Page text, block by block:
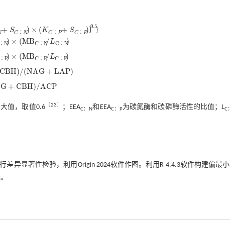
+ SC∶ N) × (KC∶ P+ SC∶ P) 〕｝
0.5
C ∶N C∶N )×(K + C∶ 0.5
∶N) × (MBC∶ N/LC∶ N)
× (M BC ∶N/LC ∶N)
∶P) × (MBC∶ P/LC ∶P)
( M BC ∶P/LC∶ P)
CBH)/(NAG + LAP)
(NAG+LA P)
G + CBH)/ACP
BH )/ ACP
值，取值0.6 23 ；EEAC：N和EEAC：P为碳氮酶和碳磷酶活性的比值；LC
差异显著性检验，利用Origin 2024软件作图。利用R 4.4.3软件构建偏最